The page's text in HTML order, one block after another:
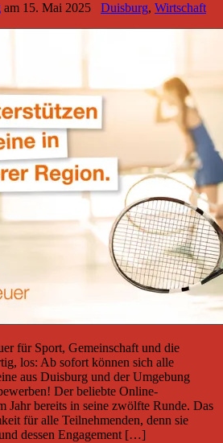
am 15. Mai 2025 Duisburg, Wirtschaft
für Sport, Gemeinschaft und die
los: Ab sofort können sich alle
aus Duisburg und der Umgebung
Der beliebte Online-
Jahr bereits in seine zwölfte Runde. Das
für alle Teilnehmenden, denn sie
dessen Engagement […]